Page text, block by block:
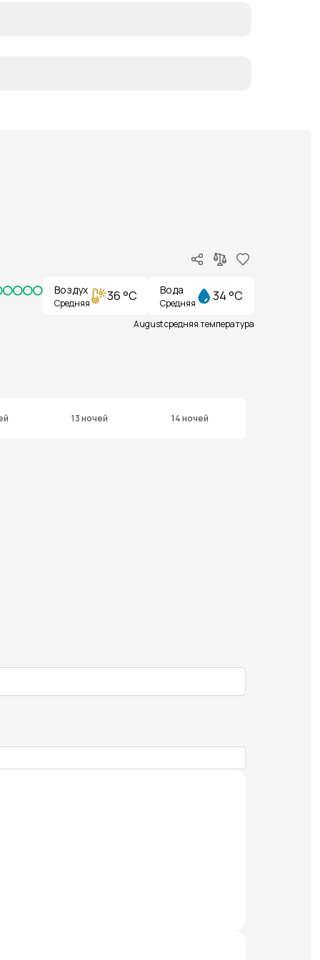
Воздух
Средняя 36 °C Вода
Средняя 34 °C
August средняя температура
13 ночей 14 ночей